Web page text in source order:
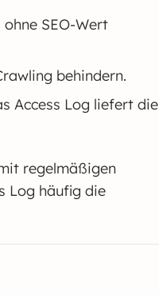
SEO-Wert
behindern.
Access Log liefert die
regelmäßigen
Log häufig die